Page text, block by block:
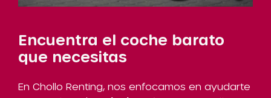
Encuentra el coche barato
que necesitas
En Chollo Renting, nos enfocamos en ayudarte